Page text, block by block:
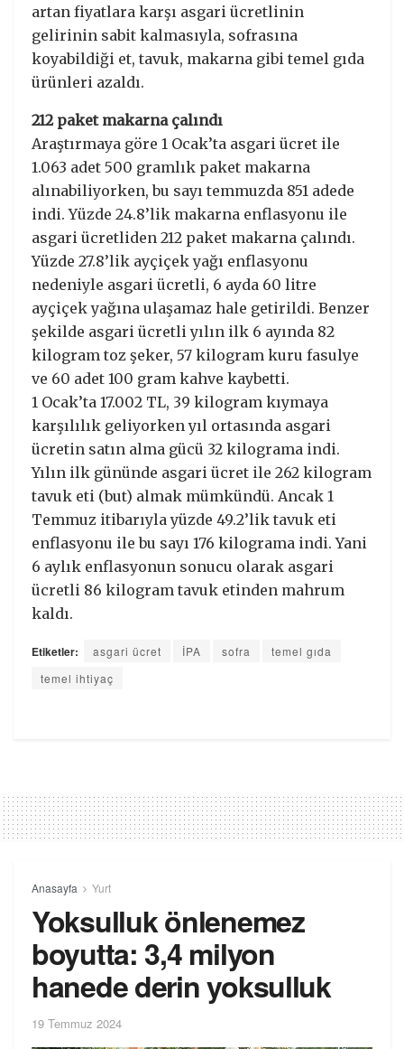
artan fiyatlara karşı asgari ücretlinin
gelirinin sabit kalmasıyla, sofrasına
koyabildiği et, tavuk, makarna gibi temel gıda
ürünleri azaldı.
212 paket makarna çalındı
Araştırmaya göre 1 Ocak’ta asgari ücret ile
1.063 adet 500 gramlık paket makarna
alınabiliyorken, bu sayı temmuzda 851 adede
indi. Yüzde 24.8’lik makarna enflasyonu ile
asgari ücretliden 212 paket makarna çalındı.
Yüzde 27.8’lik ayçiçek yağı enflasyonu
nedeniyle asgari ücretli, 6 ayda 60 litre
ayçiçek yağına ulaşamaz hale getirildi. Benzer
şekilde asgari ücretli yılın ilk 6 ayında 82
kilogram toz şeker, 57 kilogram kuru fasulye
ve 60 adet 100 gram kahve kaybetti.
1 Ocak’ta 17.002 TL, 39 kilogram kıymaya
karşılılık geliyorken yıl ortasında asgari
ücretin satın alma gücü 32 kilograma indi.
Yılın ilk gününde asgari ücret ile 262 kilogram
tavuk eti (but) almak mümkündü. Ancak 1
Temmuz itibarıyla yüzde 49.2’lik tavuk eti
enflasyonu ile bu sayı 176 kilograma indi. Yani
6 aylık enflasyonun sonucu olarak asgari
ücretli 86 kilogram tavuk etinden mahrum
kaldı.
Etiketler: asgari ücret İPA sofra
temel gıda
temel ihtiyaç
Anasayfa Yurt
Yoksulluk önlenemez
boyutta: 3,4 milyon
hanede derin yoksulluk
19 Temmuz 2024